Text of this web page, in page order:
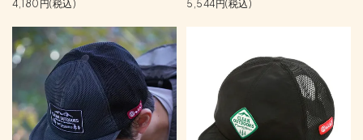
4,180円(税込)
5,544円(税込)